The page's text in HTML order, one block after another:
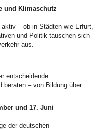
und Klimaschutz
– ob in Städten wie Erfurt,
und Politik tauschen sich
aus.
entscheidende
beraten – von Bildung über
und 17. Juni
der deutschen